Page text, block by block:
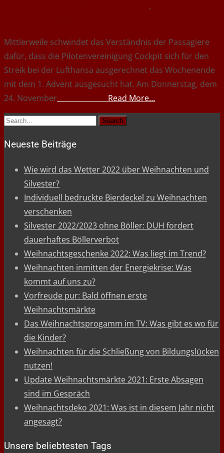
,
Mittlerweile schwindet das Verständnis der Passagiere
dafür, dass die Pilotenvereinigung Cockpit sich für den
Streik bei der Lufthansa ausgerechnet das Wochenende
mit dem 1. Advent ausgesucht hat. Am Donnerstag, dem
24. November
Read More…
Search
Neueste Beiträge
Wie wird das Wetter 2022 über Weihnachten und
Silvester?
Individuell bedruckte Bierdeckel zu Weihnachten
verschenken
Silvester 2022/2023 ohne Böller: DUH fordert
dauerhaftes Böllerverbot
Weihnachtsgeschenke 2022: Was liegt im Trend?
Weihnachten inmitten der Energiekrise: Was
kommt auf uns zu?
Vorfreude pur: Bald öffnen erste
Weihnachtsmärkte
Das Weihnachtsprogamm im TV: Was gibt es wo für
die Kinder?
Weihnachten für die Schließung von Bildungslücken
nutzen!
Update Weihnachtsmärkte 2021: Erste Absagen
sind im Gespräch
Weihnachtsdeko 2021: Was ist in diesem Jahr nicht
angesagt?
Unsere beliebtesten Tags